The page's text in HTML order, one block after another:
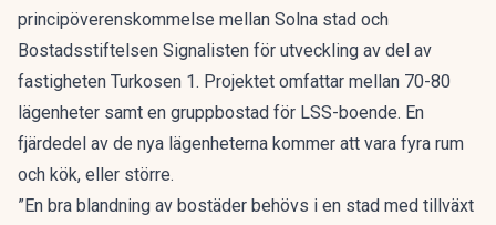
principöverenskommelse mellan Solna stad och
Bostadsstiftelsen Signalisten för utveckling av del av
fastigheten Turkosen 1. Projektet omfattar mellan 70-80
lägenheter samt en gruppbostad för LSS-boende. En
fjärdedel av de nya lägenheterna kommer att vara fyra rum
och kök, eller större.
”En bra blandning av bostäder behövs i en stad med tillväxt